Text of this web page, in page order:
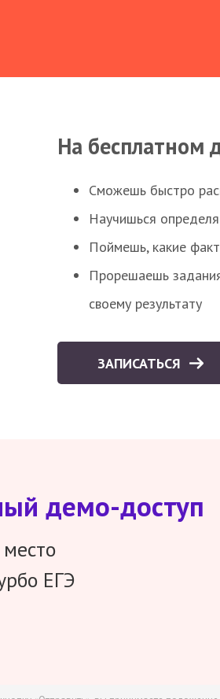
На бесплатном
Сможешь быстро
Научишься
Поймешь, какие
Прорешаешь
своему результату
ЗАПИСАТЬСЯ
демо-доступ
ЕГЭ